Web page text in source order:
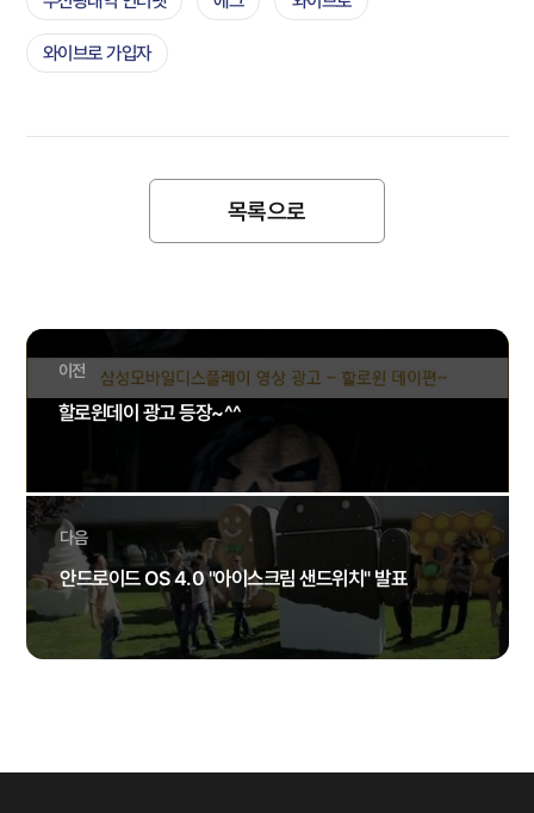
와이브로 가입자
목록으로
이전
할로윈데이 광고 등장~^^
다음
안드로이드 OS 4.0 "아이스크림 샌드위치" 발표